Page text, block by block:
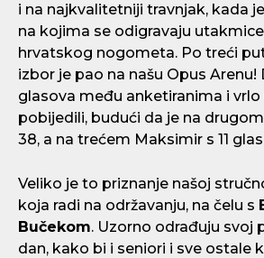
i na najkvalitetniji travnjak, kada
na kojima se odigravaju
hrvatskog nogometa. Po treći
izbor je pao na našu Opus Arenu!
glasova među anketiranima i vrlo
pobijedili, budući da je na
38, a na trećem Maksimir s 11
Veliko je to priznanje našoj
koja radi na održavanju, na čelu s
Bučekom. Uzorno odrađuju svoj
dan, kako bi i seniori i sve ostale